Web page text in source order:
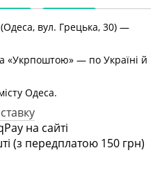
вул. Грецька, 30) —
«Укрпоштою» — по Україні й
Одеса.
на сайті
(з передплатою 150 грн)